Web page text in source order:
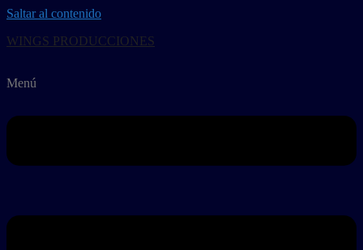
Saltar al contenido
WINGS PRODUCCIONES
Menú